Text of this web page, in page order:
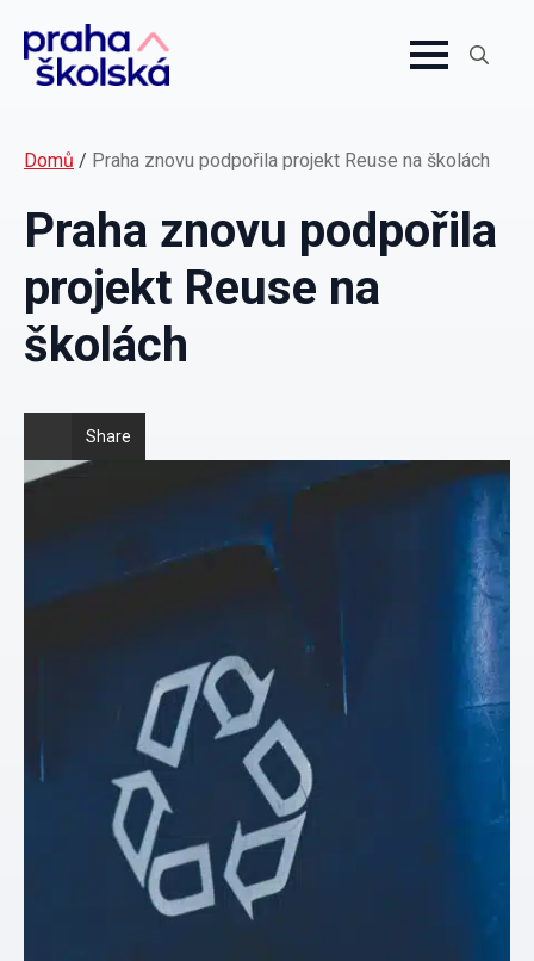
Domů / Praha znovu podpořila projekt Reuse na školách
Praha znovu podpořila
projekt Reuse na
školách
Share